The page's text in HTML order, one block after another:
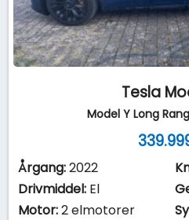
Tesla
Model Y Long
Årgang:2022
Drivmiddel: El
Motor:2 elmotorer